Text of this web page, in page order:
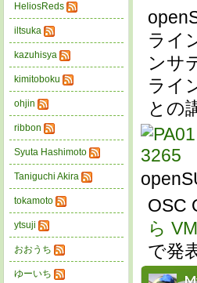
ライ
ンサ
ライ
との
OSC
ら
で発
HeliosReds
iltsuka
kazuhisya
kimitoboku
ohjin
ribbon
Syuta Hashimoto
Taniguchi Akira
tokamoto
ytsuji
おおうち
ゆーいち